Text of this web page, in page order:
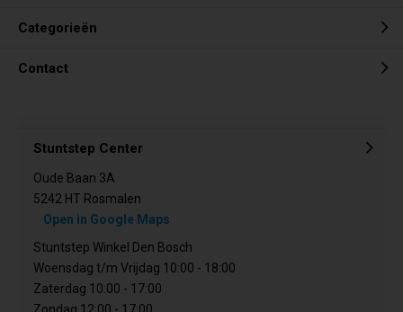
Categorieën
Contact
Stuntstep Center
Oude Baan 3A
5242 HT Rosmalen
Open in Google Maps
Stuntstep Winkel Den Bosch
Woensdag t/m Vrijdag 10:00 - 18:00
Zaterdag 10:00 - 17:00